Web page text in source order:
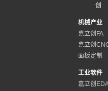
创
机械产业
嘉立创FA
嘉立创
面板定制
工业软件
嘉立创